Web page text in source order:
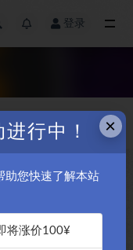
登录
×
行中！
助您快速了解本站
将涨价100¥